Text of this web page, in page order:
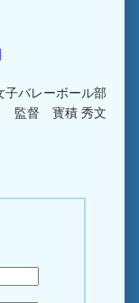
子バレーボール部
監督 寳積 秀文